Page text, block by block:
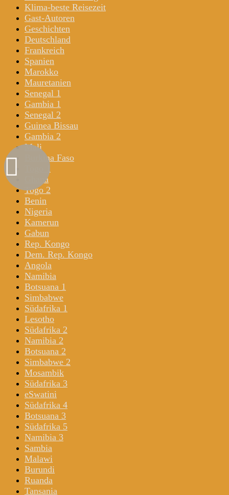
Klima-beste Reisezeit
Gast-Autoren
Geschichten
Deutschland
Frankreich
Spanien
Marokko
Mauretanien
Senegal 1
Gambia 1
Senegal 2
Guinea Bissau
Gambia 2
Mali
Burkina Faso
Togo 1
Ghana
Togo 2
Benin
Nigeria
Kamerun
Gabun
Rep. Kongo
Dem. Rep. Kongo
Angola
Namibia
Botsuana 1
Simbabwe
Südafrika 1
Lesotho
Südafrika 2
Namibia 2
Botsuana 2
Simbabwe 2
Mosambik
Südafrika 3
eSwatini
Südafrika 4
Botsuana 3
Südafrika 5
Namibia 3
Sambia
Malawi
Burundi
Ruanda
Tansania